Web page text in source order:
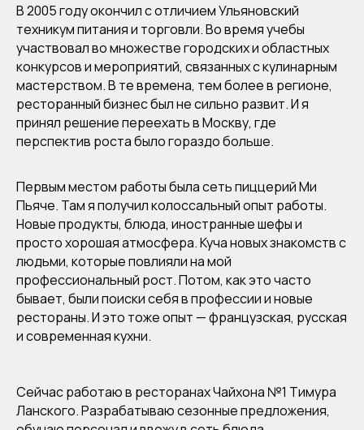
В 2005 году окончил с отличием Ульяновский
техникум питания и торговли. Во время учебы
участвовал во множестве городских и областных
конкурсов и мероприятий, связанных с кулинарным
мастерством. В те времена, тем более в регионе,
ресторанный бизнес был не сильно развит. И я
принял решение переехать в Москву, где
перспектив роста было гораздо больше.
Первым местом работы была сеть пиццерий Ми
Пьяче. Там я получил колоссальный опыт работы.
Новые продукты, блюда, иностранные шефы и
просто хорошая атмосфера. Куча новых знакомств с
людьми, которые повлияли на мой
профессиональный рост. Потом, как это часто
бывает, были поиски себя в профессии и новые
рестораны. И это тоже опыт — французская, русская
и современная кухни.
Сейчас работаю в ресторанах Чайхона №1 Тимура
Ланского. Разрабатываю сезонные предложения,